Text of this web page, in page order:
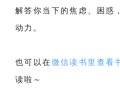
解答你当下的焦虑、困惑
动力。
也可以在 微信读书里查看
读啦～